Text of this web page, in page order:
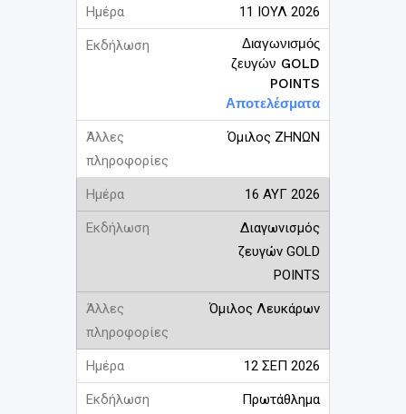
11 ΙΟΥΛ 2026
Διαγωνισμός
ζευγών GOLD
POINTS
Αποτελέσματα
Όμιλος ΖΗΝΩΝ
16 ΑΥΓ 2026
Διαγωνισμός
ζευγών GOLD
POINTS
Όμιλος Λευκάρων
12 ΣΕΠ 2026
Πρωτάθλημα